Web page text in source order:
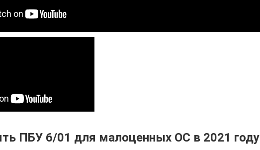
ПБУ 6/01 для малоценных ОС в 2021 году